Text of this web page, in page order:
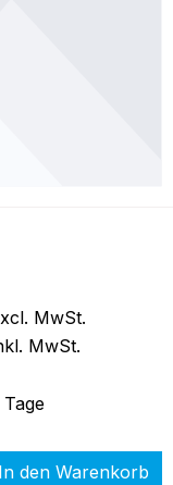
MwSt.
MwSt.
In den Warenkorb